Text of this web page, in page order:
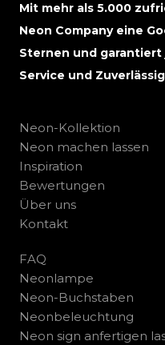
Mit mehr als 5.000
Neon Company eine
Sternen und
Service und
Neon-Kollektion
Neon machen lassen
Inspiration
Bewertungen
Über uns
Kontakt
FAQ
Neonlampe
Neon-Buchstaben
Neonbeleuchtung
Neon sign anfertigen